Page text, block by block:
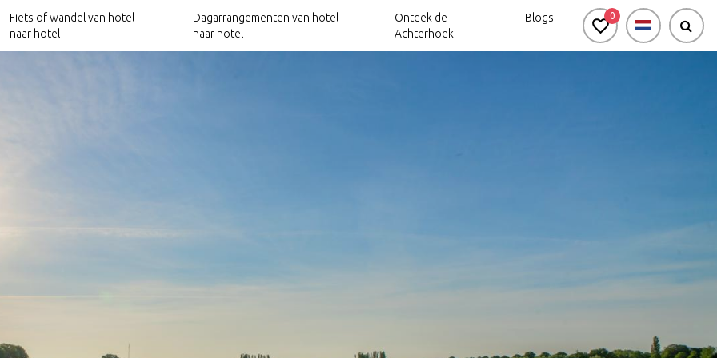
Fiets of wandel van hotel
naar hotel
Dagarrangementen van hotel
naar hotel
Ontdek de
Achterhoek
Blogs 0